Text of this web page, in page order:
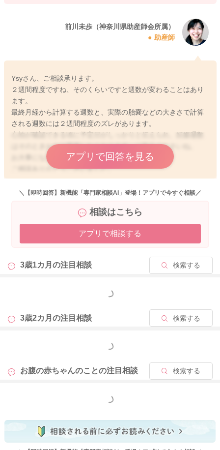
前川未歩（神奈川県助産師会所属）
助産師
Ysyさん、ご相談承ります。
２週間程度ですね、そのくらいですと週数が変わることはあり
ます。
最終月経から計算する週数と、実際の胎嚢などの大きさで計算
される週数には２週間程度のズレがあります。
心拍が確認できる頃に予定日がしっかりと伝えられ、妊娠週数
はそのときからは変更しなくなります。ご安心くださいね。
お大事になさってください。
ご相談ありがとうございました。
アプリで回答を見る
＼【即時回答】新機能「専門家相談AI」登場！アプリで今すぐ相談／
相談はこちら
アプリで相談する
3歳1カ月の注目相談 検索する
もっと見る
3歳2カ月の注目相談 検索する
もっと見る
お腹の赤ちゃんのことの注目相談 検索する
もっと見る